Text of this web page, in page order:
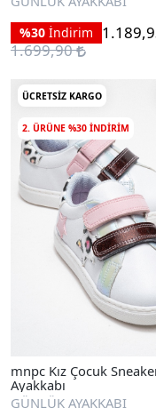
%30 İndirim
1.699,90
ÜCRETSIZ KARGO
2. ÜRÜNE %30 INDIRIM
mnpc Kız Çocuk
Ayakkabı
GÜNLÜK AYAKKABI